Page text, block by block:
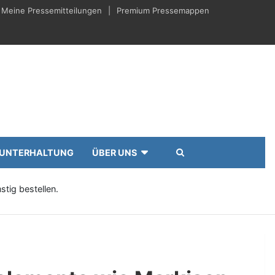
Meine Pressemitteilungen Premium Pressemappen
UNTERHALTUNG ÜBER UNS
bestellen.